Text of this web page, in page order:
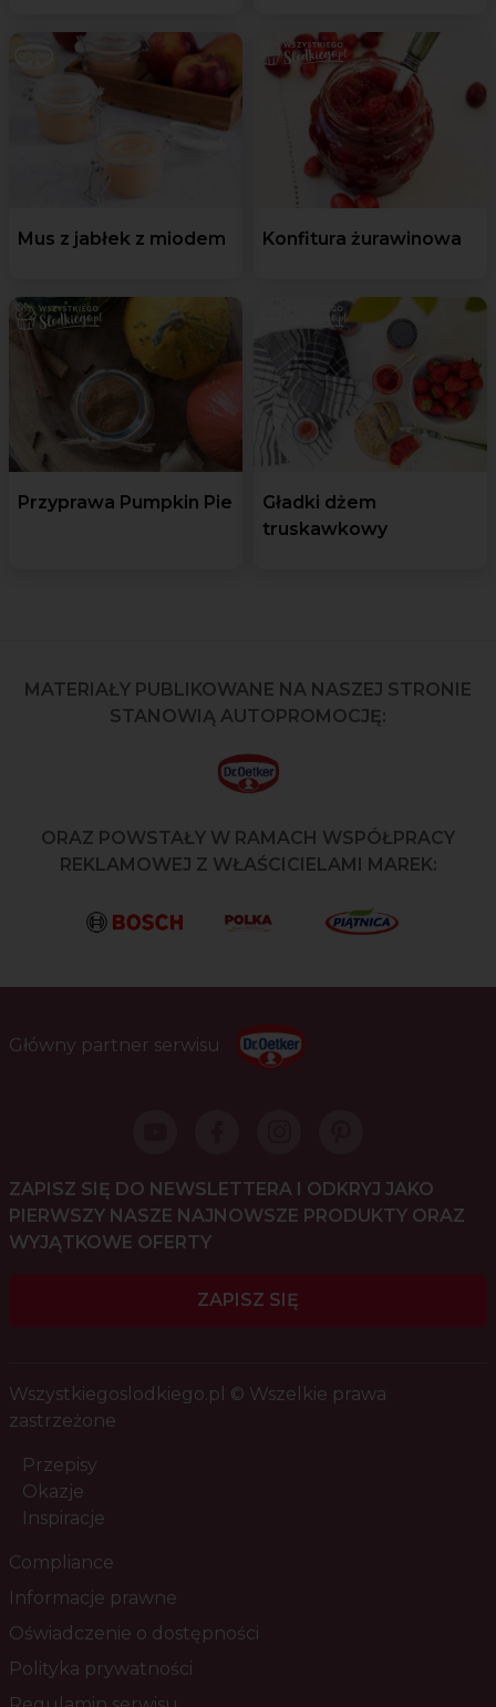
Mus z jabłek z miodem Konfitura żurawinowa
Przyprawa Pumpkin Pie
Gładki dżem
truskawkowy
MATERIAŁY PUBLIKOWANE NA NASZEJ STRONIE
STANOWIĄ AUTOPROMOCJĘ:
ORAZ POWSTAŁY W RAMACH WSPÓŁPRACY
REKLAMOWEJ Z WŁAŚCICIELAMI MAREK:
Główny partner serwisu
ZAPISZ SIĘ DO NEWSLETTERA I ODKRYJ JAKO
PIERWSZY NASZE NAJNOWSZE PRODUKTY ORAZ
WYJĄTKOWE OFERTY
ZAPISZ SIĘ
Wszystkiegoslodkiego.pl © Wszelkie prawa
zastrzeżone
Przepisy
Okazje
Inspiracje
Compliance
Informacje prawne
Oświadczenie o dostępności
Polityka prywatności